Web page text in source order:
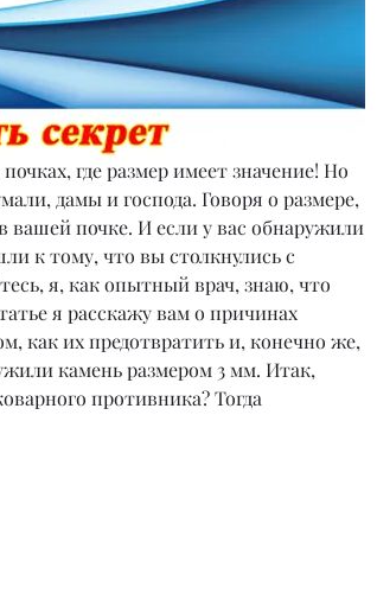
где размер имеет значение! Но
дамы и господа. Говоря о размере,
почке. И если у вас обнаружили
к тому, что вы столкнулись с
я, как опытный врач, знаю, что
я расскажу вам о причинах
как их предотвратить и, конечно же,
камень размером 3 мм. Итак,
противника? Тогда